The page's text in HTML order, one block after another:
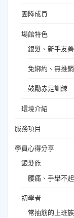
團隊成員
場館特色
銀髮、新手友善
免綁約、無推銷
鼓勵赤足訓練
環境介紹
服務項目
學員心得分享
銀髮族
腰痛、手舉不
初學者
常抽筋的上班族